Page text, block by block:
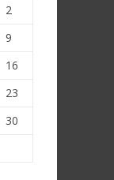
2
9
16
23
30